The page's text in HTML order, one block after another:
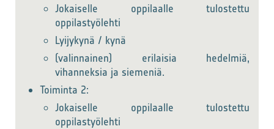
Jokaiselle oppilaalle tulostettu
oppilastyölehti
Lyijykynä / kynä
(valinnainen) erilaisia hedelmiä,
vihanneksia ja siemeniä.
Toiminta 2:
Jokaiselle oppilaalle tulostettu
oppilastyölehti